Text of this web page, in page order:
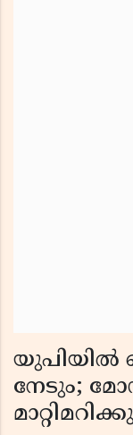
യുപിയില്‍
നേടും;